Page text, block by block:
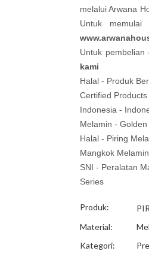
melalui Arwana
Untuk
Untuk
kami
Halal - Produk
Certified
Indonesia -
Melamin -
Halal - Piring
Mangkok
SNI - Peralatan
Series
Produk:
Material:
Kategori: